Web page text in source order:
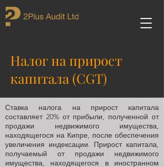
Налог на прирост
капитала (CGT)
Ставка налога на прирост капитала
составляет 20% от прибыли, полученной от
продажи недвижимого имущества,
находящегося на Кипре, после обеспечения
увеличения индексации. Прирост капитала,
получаемый от продажи недвижимого
имущества, находящегося в иностранном